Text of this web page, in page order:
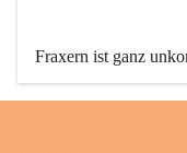
Fraxern ist ganz
den öffentlichen